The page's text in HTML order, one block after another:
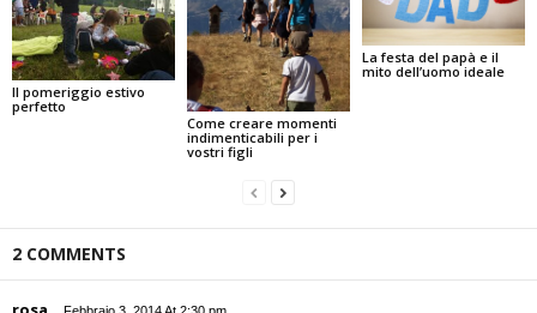
Il pomeriggio estivo
perfetto
Come creare momenti
indimenticabili per i
vostri figli
La festa del papà e il
mito dell’uomo ideale
2 COMMENTS